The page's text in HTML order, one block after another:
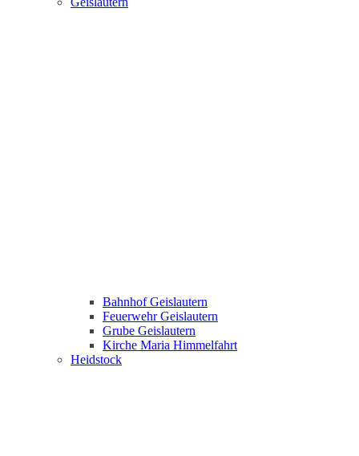
Bahnhof Geislautern
Feuerwehr Geislautern
Grube Geislautern
Kirche Maria Himmelfahrt
Heidstock